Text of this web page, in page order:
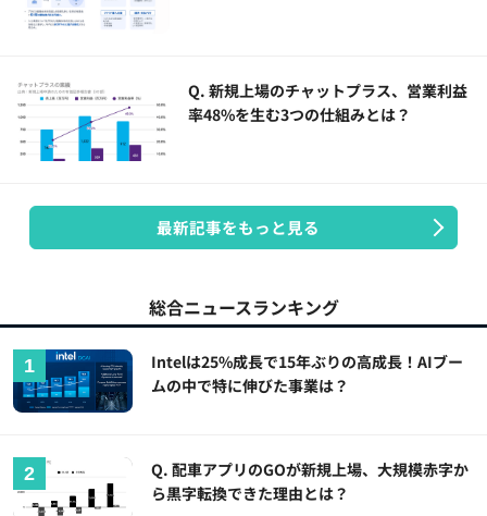
Q. 新規上場のチャットプラス、営業利益
率48%を生む3つの仕組みとは？
最新記事をもっと見る
総合ニュースランキング
Intelは25%成長で15年ぶりの高成長！AIブー
ムの中で特に伸びた事業は？
Q. 配車アプリのGOが新規上場、大規模赤字か
ら黒字転換できた理由とは？